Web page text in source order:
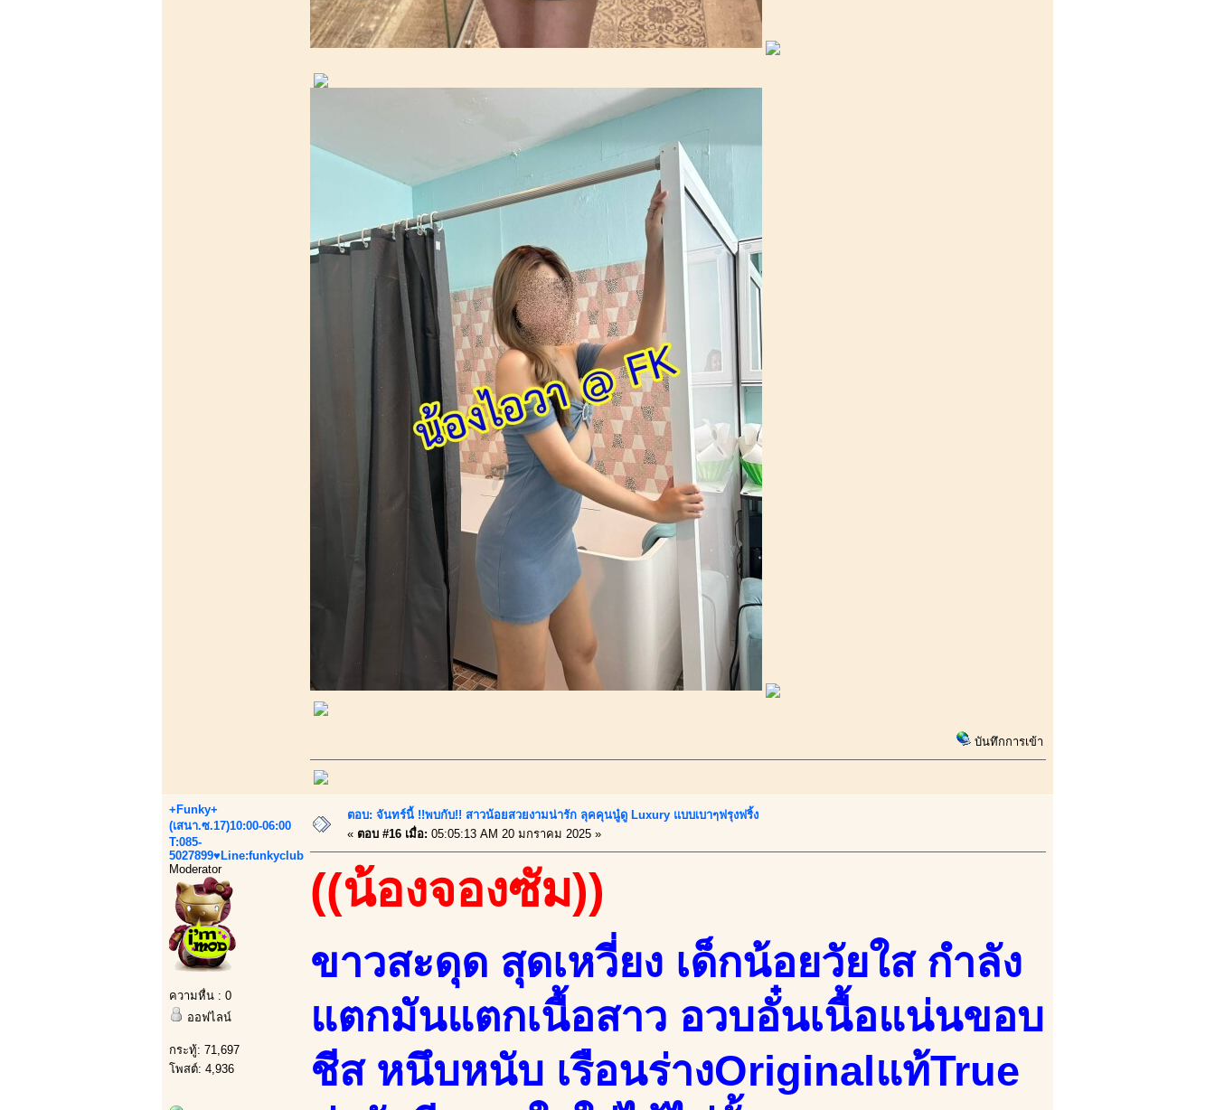
บันทึกการเข้า
+Funky+
(เสนา.ซ.17)10:00-06:00
T:085-
5027899♥Line:funkyclub
Moderator
ความหื่น : 0
ออฟไลน์
กระทู้: 71,697
โพสต์: 4,936
ตอบ: จันทร์นี้ !!พบกับ!! สาวน้อยสวยงามน่ารัก ลุคคุนนู๋ดู Luxury แบบเบาๆฟรุงฟริ้ง
« ตอบ #16 เมื่อ: 05:05:13 AM 20 มกราคม 2025 »
((น้องจองซัม))
ขาวสะดุด สุดเหวี่ยง เด็กน้อยวัยใส กำลัง
แตกมันแตกเนื้อสาว อวบอั๋นเนื้อแน่นขอบ
ชีส หนึบหนับ เรือนร่างOriginalแท้True